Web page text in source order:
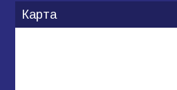
Карта